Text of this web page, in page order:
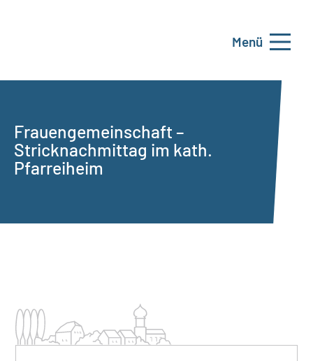
Menü
Frauengemeinschaft –
Stricknachmittag im kath.
Pfarreiheim